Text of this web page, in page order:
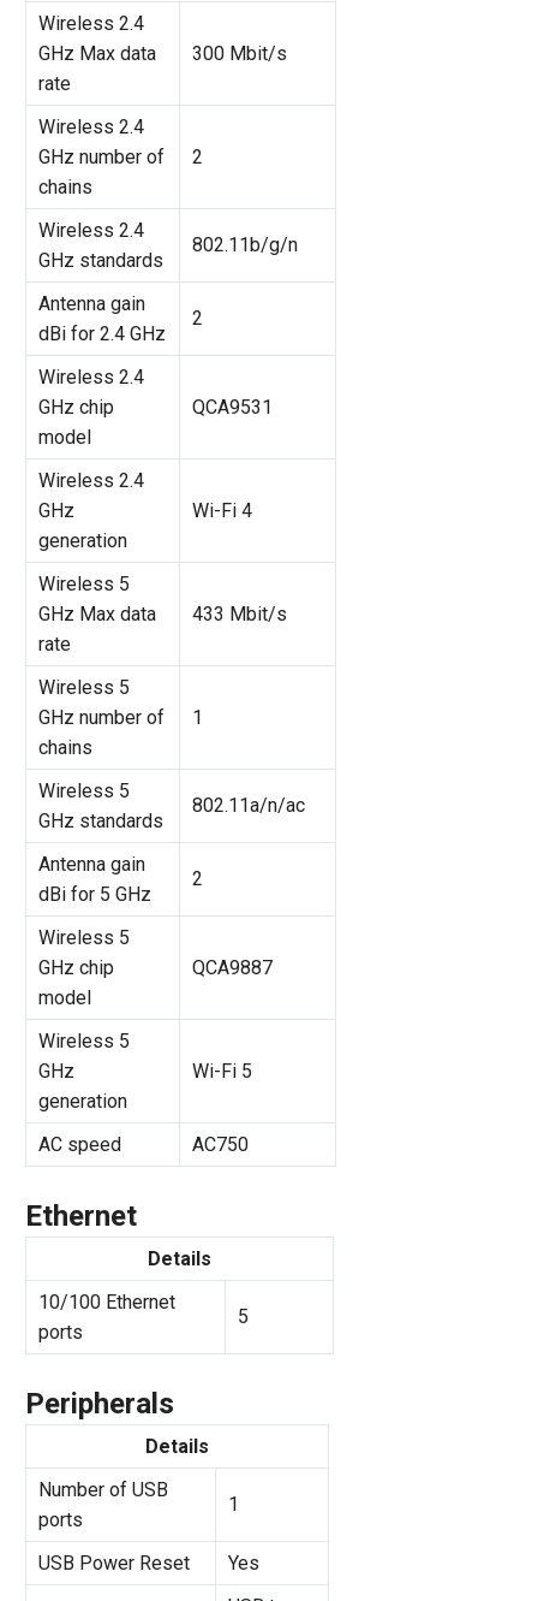
Wireless 2.4
GHz Max data
rate
300 Mbit/s
Wireless 2.4
GHz number of
chains
2
Wireless 2.4
GHz standards
802.11b/g/n
Antenna gain
dBi for 2.4 GHz
2
Wireless 2.4
GHz chip
model
QCA9531
Wireless 2.4
GHz
generation
Wi-Fi 4
Wireless 5
GHz Max data
rate
433 Mbit/s
Wireless 5
GHz number of
chains
1
Wireless 5
GHz standards
802.11a/n/ac
Antenna gain
dBi for 5 GHz
2
Wireless 5
GHz chip
model
QCA9887
Wireless 5
GHz
generation
Wi-Fi 5
AC speed AC750
Ethernet
Details
10/100 Ethernet
ports
5
Peripherals
Details
Number of USB
ports
1
USB Power Reset
Yes